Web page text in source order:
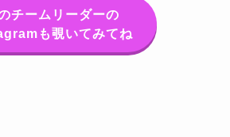
チームリーダーの
も覗いてみてね